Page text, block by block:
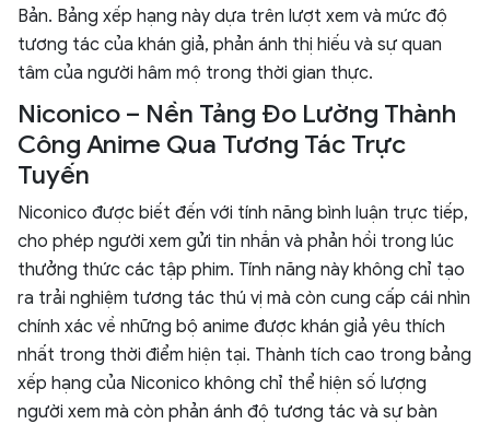
Bản. Bảng xếp hạng này dựa trên lượt xem và mức độ
tương tác của khán giả, phản ánh thị hiếu và sự quan
tâm của người hâm mộ trong thời gian thực.
Niconico – Nền Tảng Đo Lường Thành
Công Anime Qua Tương Tác Trực
Tuyến
Niconico được biết đến với tính năng bình luận trực tiếp,
cho phép người xem gửi tin nhắn và phản hồi trong lúc
thưởng thức các tập phim. Tính năng này không chỉ tạo
ra trải nghiệm tương tác thú vị mà còn cung cấp cái nhìn
chính xác về những bộ anime được khán giả yêu thích
nhất trong thời điểm hiện tại. Thành tích cao trong bảng
xếp hạng của Niconico không chỉ thể hiện số lượng
người xem mà còn phản ánh độ tương tác và sự bàn